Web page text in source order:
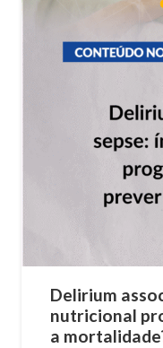
Delirium
nutricional
a